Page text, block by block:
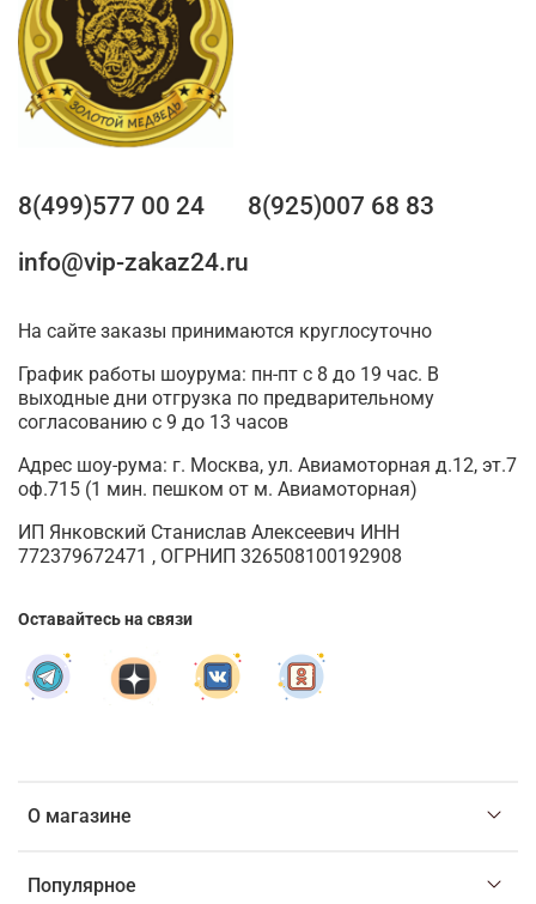
О магазине
Популярное
8(499)577 00 24
8(925)007 68 83
info@vip-zakaz24.ru
На сайте заказы принимаются круглосуточно
График работы шоурума: пн-пт с 8 до 19 час. В
выходные дни отгрузка по предварительному
согласованию с 9 до 13 часов
Адрес шоу-рума: г. Москва, ул. Авиамоторная д.12, эт.7
оф.715 (1 мин. пешком от м. Авиамоторная)
ИП Янковский Станислав Алексеевич ИНН
772379672471 , ОГРНИП 326508100192908
Оставайтесь на связи